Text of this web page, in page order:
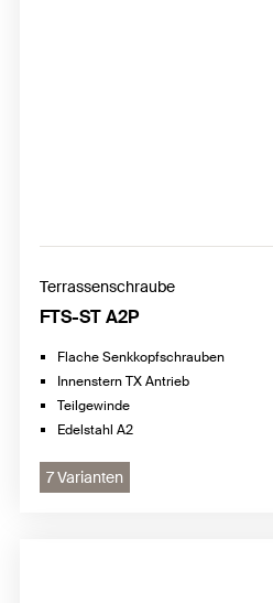
Terrassenschraube
FTS-ST A2P
Flache Senkkopfschrauben
Innenstern TX Antrieb
Teilgewinde
Edelstahl A2
7 Varianten